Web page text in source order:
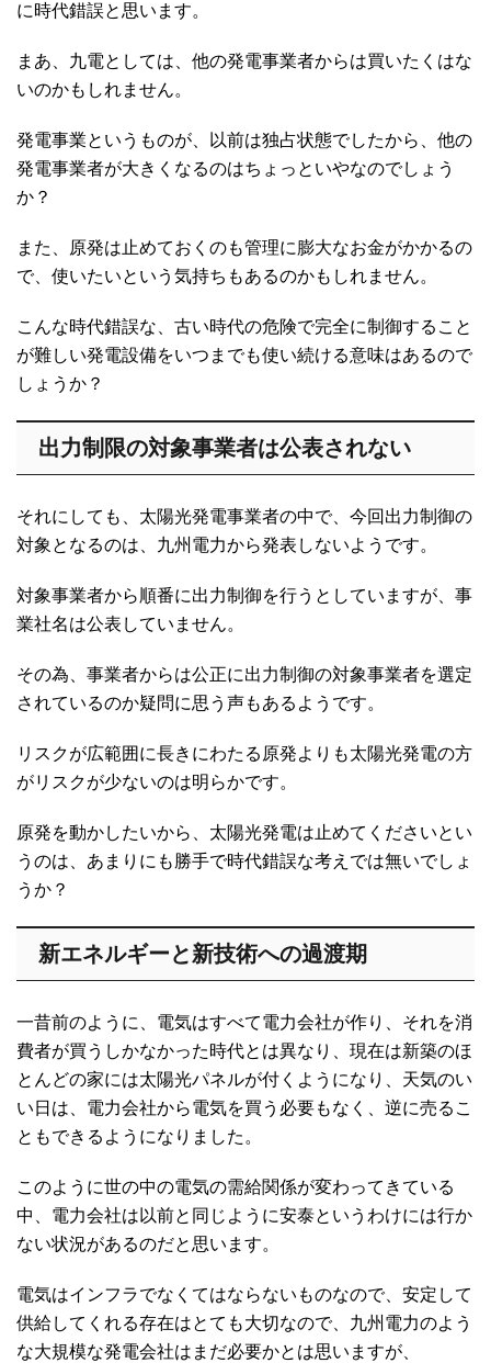
に時代錯誤と思います。
まあ、九電としては、他の発電事業者からは買いたくはな
いのかもしれません。
発電事業というものが、以前は独占状態でしたから、他の
発電事業者が大きくなるのはちょっといやなのでしょう
か？
また、原発は止めておくのも管理に膨大なお金がかかるの
で、使いたいという気持ちもあるのかもしれません。
こんな時代錯誤な、古い時代の危険で完全に制御すること
が難しい発電設備をいつまでも使い続ける意味はあるので
しょうか？
出力制限の対象事業者は公表されない
それにしても、太陽光発電事業者の中で、今回出力制御の
対象となるのは、九州電力から発表しないようです。
対象事業者から順番に出力制御を行うとしていますが、事
業社名は公表していません。
その為、事業者からは公正に出力制御の対象事業者を選定
されているのか疑問に思う声もあるようです。
リスクが広範囲に長きにわたる原発よりも太陽光発電の方
がリスクが少ないのは明らかです。
原発を動かしたいから、太陽光発電は止めてくださいとい
うのは、あまりにも勝手で時代錯誤な考えでは無いでしょ
うか？
新エネルギーと新技術への過渡期
一昔前のように、電気はすべて電力会社が作り、それを消
費者が買うしかなかった時代とは異なり、現在は新築のほ
とんどの家には太陽光パネルが付くようになり、天気のい
い日は、電力会社から電気を買う必要もなく、逆に売るこ
ともできるようになりました。
このように世の中の電気の需給関係が変わってきている
中、電力会社は以前と同じように安泰というわけには行か
ない状況があるのだと思います。
電気はインフラでなくてはならないものなので、安定して
供給してくれる存在はとても大切なので、九州電力のよう
な大規模な発電会社はまだ必要かとは思いますが、